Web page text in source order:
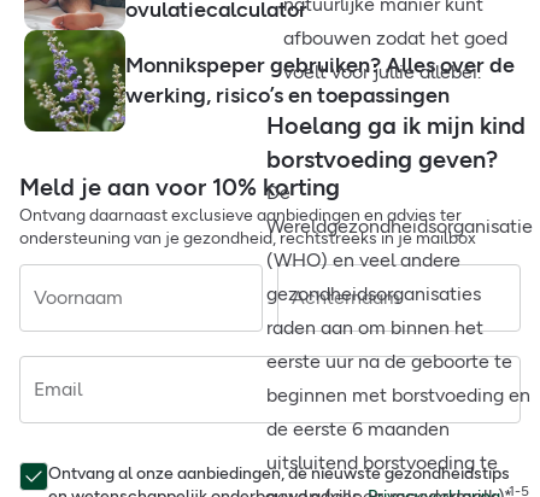
afbouwen zodat het goed
voelt voor jullie allebei.
Hoelang ga ik mijn kind
borstvoeding geven?
De
Wereldgezondheidsorganisatie
(WHO) en veel andere
gezondheidsorganisaties
raden aan om binnen het
eerste uur na de geboorte te
beginnen met borstvoeding en
de eerste 6 maanden
uitsluitend borstvoeding te
1-5
ovulatiecalculator
Monnikspeper gebruiken? Alles over de
werking, risico’s en toepassingen
Meld je aan voor 10% korting
Ontvang daarnaast exclusieve aanbiedingen en advies ter
ondersteuning van je gezondheid, rechtstreeks in je mailbox
Voornaam Achternaam
Email
Ontvang al onze aanbiedingen, de nieuwste gezondheidstips